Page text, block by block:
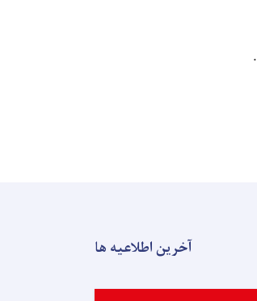
.
آخرین اطلاعیه ها